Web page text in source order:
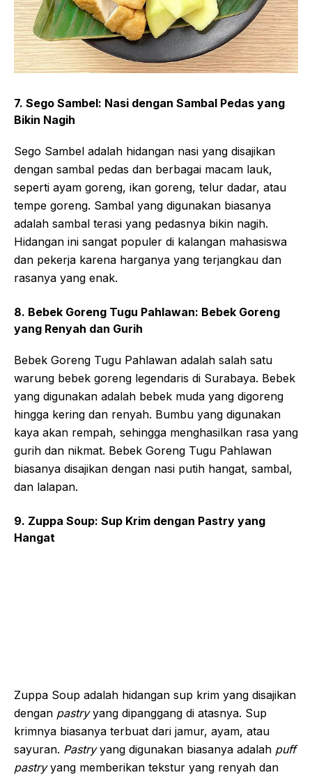
7. Sego Sambel: Nasi dengan Sambal Pedas yang
Bikin Nagih
Sego Sambel adalah hidangan nasi yang disajikan
dengan sambal pedas dan berbagai macam lauk,
seperti ayam goreng, ikan goreng, telur dadar, atau
tempe goreng. Sambal yang digunakan biasanya
adalah sambal terasi yang pedasnya bikin nagih.
Hidangan ini sangat populer di kalangan mahasiswa
dan pekerja karena harganya yang terjangkau dan
rasanya yang enak.
8. Bebek Goreng Tugu Pahlawan: Bebek Goreng
yang Renyah dan Gurih
Bebek Goreng Tugu Pahlawan adalah salah satu
warung bebek goreng legendaris di Surabaya. Bebek
yang digunakan adalah bebek muda yang digoreng
hingga kering dan renyah. Bumbu yang digunakan
kaya akan rempah, sehingga menghasilkan rasa yang
gurih dan nikmat. Bebek Goreng Tugu Pahlawan
biasanya disajikan dengan nasi putih hangat, sambal,
dan lalapan.
9. Zuppa Soup: Sup Krim dengan Pastry yang
Hangat
Zuppa Soup adalah hidangan sup krim yang disajikan
dengan pastryyang dipanggang di atasnya. Sup
krimnya biasanya terbuat dari jamur, ayam, atau
sayuran. Pastryyang digunakan biasanya adalah puff
pastryyang memberikan tekstur yang renyah dan